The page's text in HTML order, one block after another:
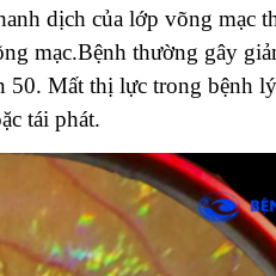
dịch của lớp võng mạc
mạc.Bệnh thường gây
Mất thị lực trong bệnh
tái phát.